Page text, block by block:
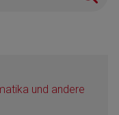
und andere